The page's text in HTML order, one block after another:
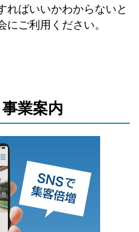
ればいいかわからないと
ご利用ください。
業案内